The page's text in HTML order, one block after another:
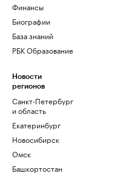
Финансы
Биографии
База знаний
РБК Образование
Новости
регионов
Санкт-Петербург
и область
Екатеринбург
Новосибирск
Омск
Башкортостан